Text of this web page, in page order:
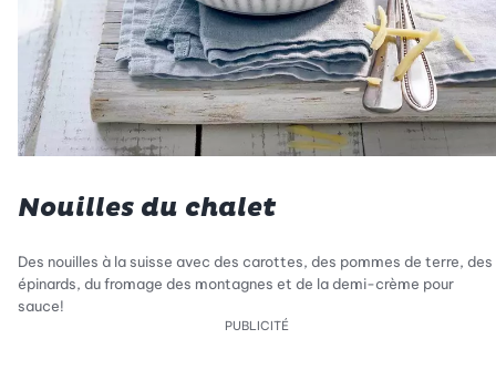
Nouilles du chalet
Des nouilles à la suisse avec des carottes, des pommes de terre, des
épinards, du fromage des montagnes et de la demi-crème pour
sauce!
PUBLICITÉ